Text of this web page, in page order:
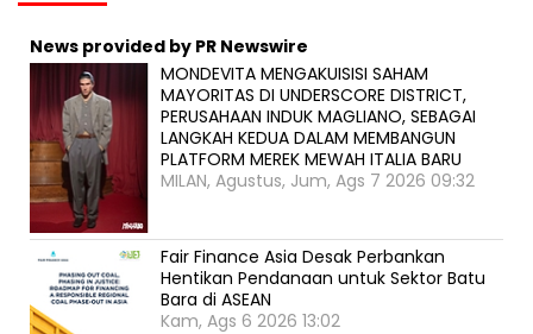
News provided by PR Newswire
MONDEVITA MENGAKUISISI SAHAM
MAYORITAS DI UNDERSCORE DISTRICT,
PERUSAHAAN INDUK MAGLIANO, SEBAGAI
LANGKAH KEDUA DALAM MEMBANGUN
PLATFORM MEREK MEWAH ITALIA BARU
MILAN, Agustus, Jum, Ags 7 2026 09:32
Fair Finance Asia Desak Perbankan
Hentikan Pendanaan untuk Sektor Batu
Bara di ASEAN
Kam, Ags 6 2026 13:02